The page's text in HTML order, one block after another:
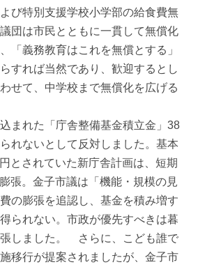
び特別支援学校小学部の給食費無
団は市民とともに一貫して無償化
「義務教育はこれを無償とする」
すれば当然であり、歓迎するとし
せて、中学校まで無償化を広げる
まれた「庁舎整備基金積立金」38
れないとして反対しました。基本
とされていた新庁舎計画は、短期
張。金子市議は「機能・規模の見
の膨張を追認し、基金を積み増す
られない。市政が優先すべきは暮
しました。 さらに、こども誰で
移行が提案されましたが、金子市